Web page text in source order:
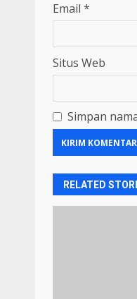
Email *
Situs Web
Simpan
RELATED